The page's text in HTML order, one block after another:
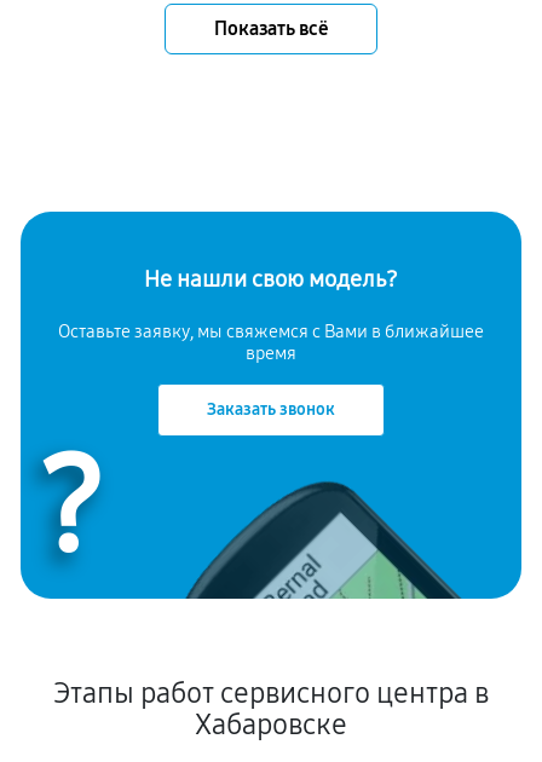
Показать всё
Не нашли свою модель?
Оставьте заявку, мы свяжемся с Вами в ближайшее
время
Заказать звонок
?
Этапы работ сервисного центра в
Хабаровске